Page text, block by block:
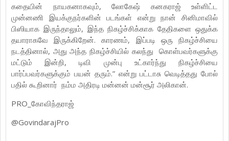
கதையின் நாயகனாகவும், லோகேஷ் கனகராஜ் உள்ளிட்ட
முன்னணி இயக்குநர்களின் படங்கள் என்று நான் சினிமாவில்
பிஸியாக இருந்தாலும், இந்த நிகழ்ச்சிக்காக தேதிகளை ஒதுக்க
தயாராகவே இருக்கிறேன். காரணம், இப்படி ஒரு நிகழ்ச்சியை
நடத்தினால், அது அந்த நிகழ்ச்சியில் கலந்து கொள்பவர்களுக்கு
மட்டும் இன்றி, டிவி முன்பு உட்கார்ந்து நிகழ்ச்சியை
பார்ப்பவர்களுக்கும் பயன் தரும்.” என்று பட்டாசு வெடித்தது போல்
பதில் கூறினார் நம்ம அதிரடி மன்னன் மன்சூர் அலிகான்.
PRO_கோவிந்தராஜ்
@GovindarajPro